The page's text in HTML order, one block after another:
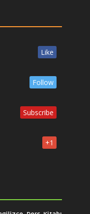
Like
Follow
Subscribe
+1